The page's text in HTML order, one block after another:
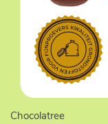
Chocolatree